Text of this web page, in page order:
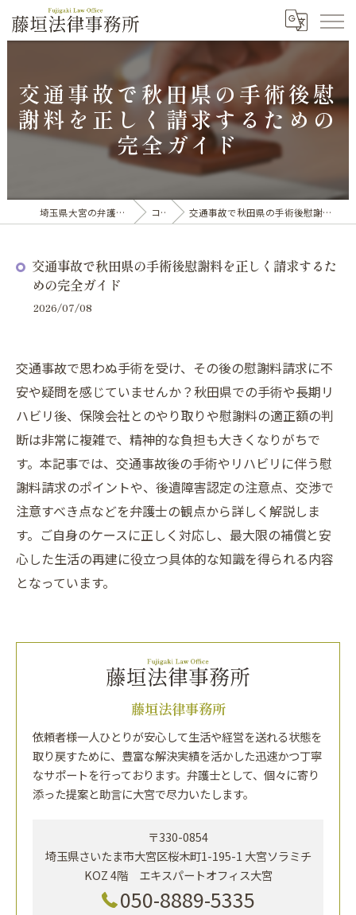
交通事故で秋田県の手術後慰
謝料を正しく請求するための
完全ガイド
埼玉県大宮の弁護士なら藤垣法律事務所 コラム 交通事故で秋田県の手術後慰謝料を正しく請求するための完全ガイド
交通事故で秋田県の手術後慰謝料を正しく請求するた
めの完全ガイド
2026/07/08
交通事故で思わぬ手術を受け、その後の慰謝料請求に不
安や疑問を感じていませんか？秋田県での手術や長期リ
ハビリ後、保険会社とのやり取りや慰謝料の適正額の判
断は非常に複雑で、精神的な負担も大きくなりがちで
す。本記事では、交通事故後の手術やリハビリに伴う慰
謝料請求のポイントや、後遺障害認定の注意点、交渉で
注意すべき点などを弁護士の観点から詳しく解説しま
す。ご自身のケースに正しく対応し、最大限の補償と安
心した生活の再建に役立つ具体的な知識を得られる内容
となっています。
藤垣法律事務所
依頼者様一人ひとりが安心して生活や経営を送れる状態を
取り戻すために、豊富な解決実績を活かした迅速かつ丁寧
なサポートを行っております。弁護士として、個々に寄り
添った提案と助言に大宮で尽力いたします。
〒330-0854
埼玉県さいたま市大宮区桜木町1-195-1 大宮ソラミチ
KOZ 4階 エキスパートオフィス大宮
050-8889-5335